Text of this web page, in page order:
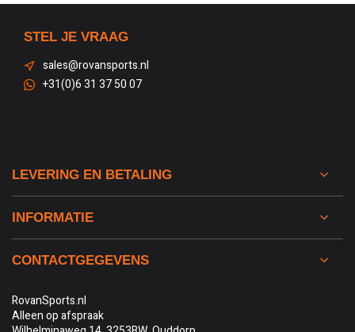
STEL JE VRAAG
sales@rovansports.nl
+31(0)6 31 37 50 07
LEVERING EN BETALING
INFORMATIE
CONTACTGEGEVENS
RovanSports.nl
Alleen op afspraak